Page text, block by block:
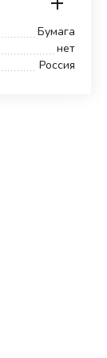
Бумага
нет
Россия